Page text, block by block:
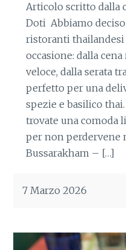
Articolo scritto dalla
Doti Abbiamo
ristoranti
occasione: dalla
veloce, dalla serata
perfetto per una
spezie e basilico
trovate una comoda
per non perdervene
Bussarakham – […]
7 Marzo 2026